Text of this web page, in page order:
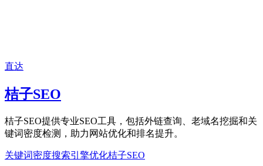
直达
桔子SEO
桔子SEO提供专业SEO工具，包括外链查询、老域名挖掘和关
键词密度检测，助力网站优化和排名提升。
关键词密度搜索引擎优化桔子SEO